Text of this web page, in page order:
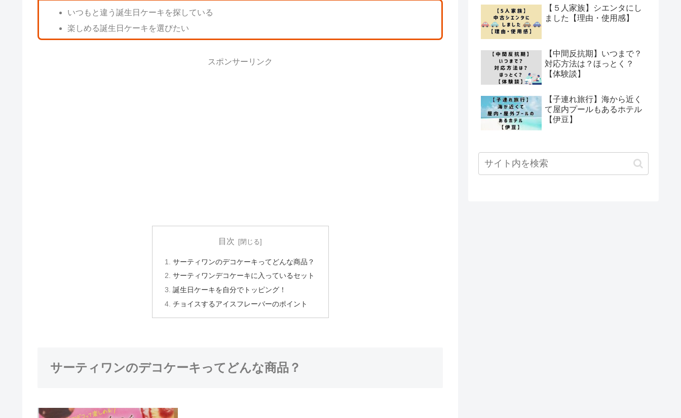
いつもと違う誕生日ケーキを探している
楽しめる誕生日ケーキを選びたい
スポンサーリンク
目次
サーティワンのデコケーキってどんな商品？
サーティワンデコケーキに入っているセット
誕生日ケーキを自分でトッピング！
チョイスするアイスフレーバーのポイント
サーティワンのデコケーキってどんな商品？
【５人家族】シエンタにし
ました【理由・使用感】
【中間反抗期】いつまで？
対応方法は？ほっとく？
【体験談】
【子連れ旅行】海から近く
て屋内プールもあるホテル
【伊豆】